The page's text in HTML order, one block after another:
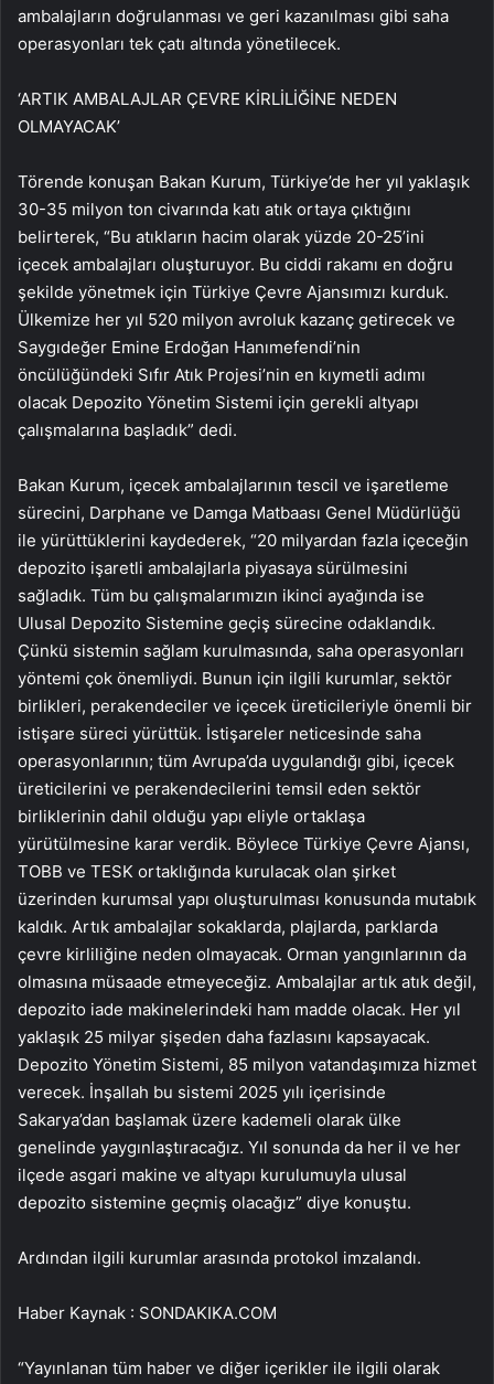
ambalajların doğrulanması ve geri kazanılması gibi saha
operasyonları tek çatı altında yönetilecek.
‘ARTIK AMBALAJLAR ÇEVRE KİRLİLİĞİNE NEDEN
OLMAYACAK’
Törende konuşan Bakan Kurum, Türkiye’de her yıl yaklaşık
30-35 milyon ton civarında katı atık ortaya çıktığını
belirterek, “Bu atıkların hacim olarak yüzde 20-25’ini
içecek ambalajları oluşturuyor. Bu ciddi rakamı en doğru
şekilde yönetmek için Türkiye Çevre Ajansımızı kurduk.
Ülkemize her yıl 520 milyon avroluk kazanç getirecek ve
Saygıdeğer Emine Erdoğan Hanımefendi’nin
öncülüğündeki Sıfır Atık Projesi’nin en kıymetli adımı
olacak Depozito Yönetim Sistemi için gerekli altyapı
çalışmalarına başladık” dedi.
Bakan Kurum, içecek ambalajlarının tescil ve işaretleme
sürecini, Darphane ve Damga Matbaası Genel Müdürlüğü
ile yürüttüklerini kaydederek, “20 milyardan fazla içeceğin
depozito işaretli ambalajlarla piyasaya sürülmesini
sağladık. Tüm bu çalışmalarımızın ikinci ayağında ise
Ulusal Depozito Sistemine geçiş sürecine odaklandık.
Çünkü sistemin sağlam kurulmasında, saha operasyonları
yöntemi çok önemliydi. Bunun için ilgili kurumlar, sektör
birlikleri, perakendeciler ve içecek üreticileriyle önemli bir
istişare süreci yürüttük. İstişareler neticesinde saha
operasyonlarının; tüm Avrupa’da uygulandığı gibi, içecek
üreticilerini ve perakendecilerini temsil eden sektör
birliklerinin dahil olduğu yapı eliyle ortaklaşa
yürütülmesine karar verdik. Böylece Türkiye Çevre Ajansı,
TOBB ve TESK ortaklığında kurulacak olan şirket
üzerinden kurumsal yapı oluşturulması konusunda mutabık
kaldık. Artık ambalajlar sokaklarda, plajlarda, parklarda
çevre kirliliğine neden olmayacak. Orman yangınlarının da
olmasına müsaade etmeyeceğiz. Ambalajlar artık atık değil,
depozito iade makinelerindeki ham madde olacak. Her yıl
yaklaşık 25 milyar şişeden daha fazlasını kapsayacak.
Depozito Yönetim Sistemi, 85 milyon vatandaşımıza hizmet
verecek. İnşallah bu sistemi 2025 yılı içerisinde
Sakarya’dan başlamak üzere kademeli olarak ülke
genelinde yaygınlaştıracağız. Yıl sonunda da her il ve her
ilçede asgari makine ve altyapı kurulumuyla ulusal
depozito sistemine geçmiş olacağız” diye konuştu.
Ardından ilgili kurumlar arasında protokol imzalandı.
Haber Kaynak : SONDAKIKA.COM
“Yayınlanan tüm haber ve diğer içerikler ile ilgili olarak